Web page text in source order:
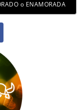
o ENAMORADA